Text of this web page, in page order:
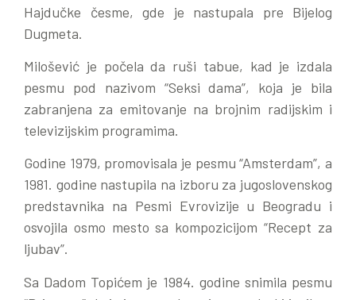
Hajdučke česme, gde je nastupala pre Bijelog
Dugmeta.
Milošević je počela da ruši tabue, kad je izdala
pesmu pod nazivom “Seksi dama”, koja je bila
zabranjena za emitovanje na brojnim radijskim i
televizijskim programima.
Godine 1979, promovisala je pesmu “Amsterdam”, a
1981. godine nastupila na izboru za jugoslovenskog
predstavnika na Pesmi Evrovizije u Beogradu i
osvojila osmo mesto sa kompozicijom “Recept za
ljubav”.
Sa Dadom Topićem je 1984. godine snimila pesmu